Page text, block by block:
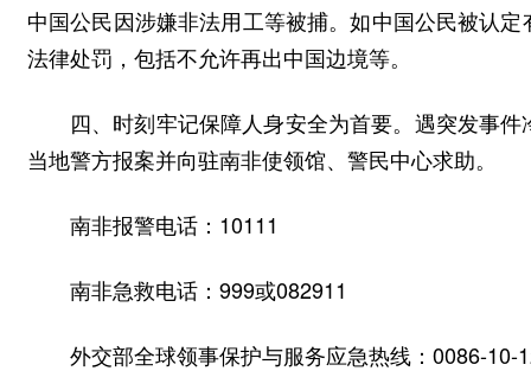
中国公民因涉嫌非法用工等被捕。如中国公民被认
法律处罚，包括不允许再出中国边境等。
四、时刻牢记保障人身安全为首要。遇突发事
当地警方报案并向驻南非使领馆、警民中心求助。
南非报警电话：10111
南非急救电话：999或082911
外交部全球领事保护与服务应急热线：0086-10-